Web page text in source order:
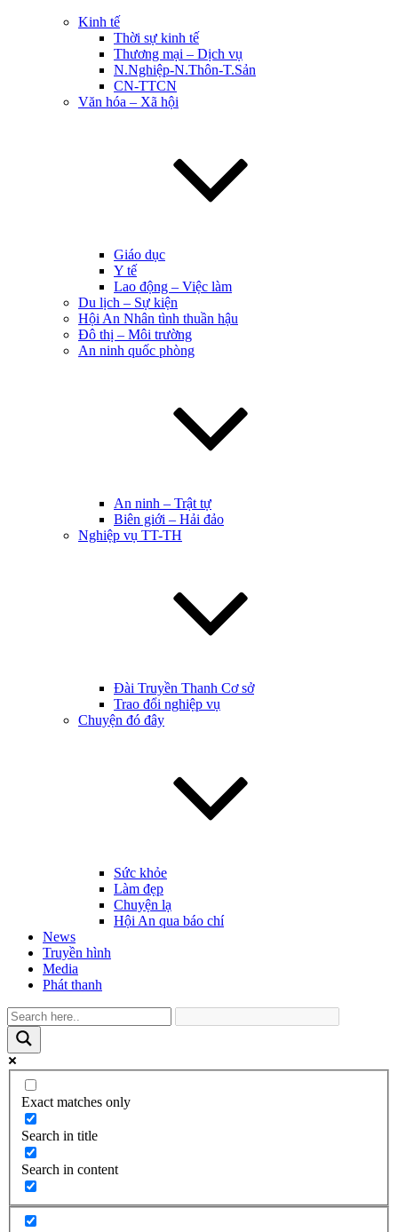
Kinh tế
Thời sự kinh tế
Thương mại – Dịch vụ
N.Nghiệp-N.Thôn-T.Sản
CN-TTCN
Văn hóa – Xã hội
Giáo dục
Y tế
Lao động – Việc làm
Du lịch – Sự kiện
Hội An Nhân tình thuần hậu
Đô thị – Môi trường
An ninh quốc phòng
An ninh – Trật tự
Biên giới – Hải đảo
Nghiệp vụ TT-TH
Đài Truyền Thanh Cơ sở
Trao đổi nghiệp vụ
Chuyện đó đây
Sức khỏe
Làm đẹp
Chuyện lạ
Hội An qua báo chí
News
Truyền hình
Media
Phát thanh
Exact matches only
Search in title
Search in content